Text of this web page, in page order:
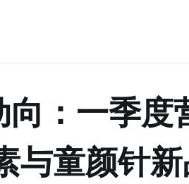
：一季度
与童颜针